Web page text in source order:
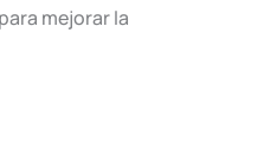
mejorar la